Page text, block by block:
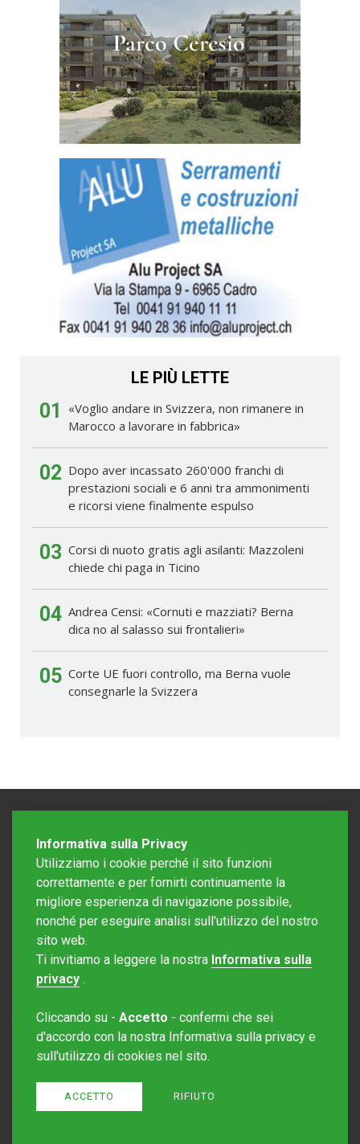
LE PIÙ LETTE
01
«Voglio andare in Svizzera, non rimanere in
Marocco a lavorare in fabbrica»
02 Dopo aver incassato 260'000 franchi di
prestazioni sociali e 6 anni tra ammonimenti
e ricorsi viene finalmente espulso
03 Corsi di nuoto gratis agli asilanti: Mazzoleni
chiede chi paga in Ticino
04 Andrea Censi: «Cornuti e mazziati? Berna
dica no al salasso sui frontalieri»
05 Corte UE fuori controllo, ma Berna vuole
consegnarle la Svizzera
Editore Rotostampa SA
Sito creato daRedesign
Informativa sulla Privacy
Utilizziamo i cookie perché il sito funzioni
correttamente e per fornirti continuamente la
migliore esperienza di navigazione possibile,
nonché per eseguire analisi sull'utilizzo del nostro
sito web.
Ti invitiamo a leggere la nostra Informativa sulla
privacy .
Cliccando su - Accetto - confermi che sei
d'accordo con la nostra Informativa sulla privacy e
sull'utilizzo di cookies nel sito.
ACCETTO RIFIUTO